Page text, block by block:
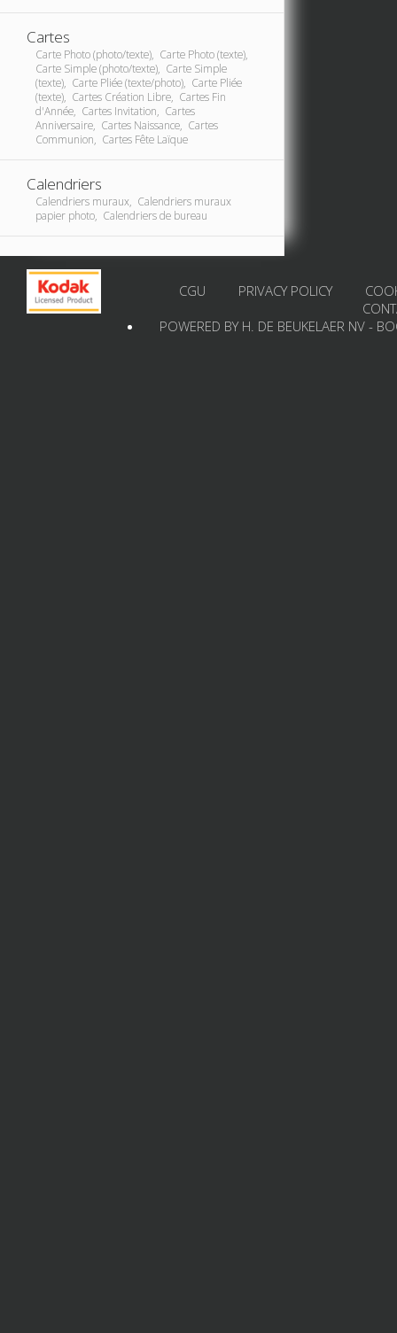
Cartes
Carte Photo (photo/texte), Carte Photo (texte),
Carte Simple (photo/texte), Carte Simple
(texte), Carte Pliée (texte/photo), Carte Pliée
(texte), Cartes Création Libre, Cartes Fin
d'Année, Cartes Invitation, Cartes
Anniversaire, Cartes Naissance, Cartes
Communion, Cartes Fête Laïque
Calendriers
Calendriers muraux, Calendriers muraux
papier photo, Calendriers de bureau
CGU PRIVACY POLICY
POWERED BY H. DE BEUKELAER NV -